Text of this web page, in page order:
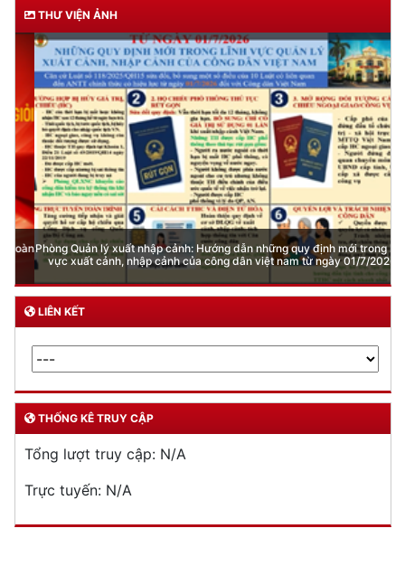
THƯ VIỆN ẢNH
Phòng Quản lý xuất nhập cảnh: Hướng dẫn những quy định mới trong lĩnh
vực xuất cảnh, nhập cảnh của công dân việt nam từ ngày 01/7/2026
LIÊN KẾT
THỐNG KÊ TRUY CẬP
Tổng lượt truy cập: N/A
Trực tuyến: N/A